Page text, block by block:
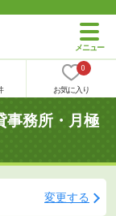
0
お気に入り
事務所・月極
変更する